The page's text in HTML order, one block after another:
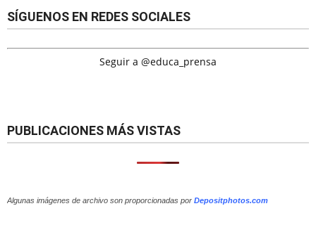
SÍGUENOS EN REDES SOCIALES
Seguir a @educa_prensa
PUBLICACIONES MÁS VISTAS
Algunas imágenes de archivo son proporcionadas por Depositphotos.com